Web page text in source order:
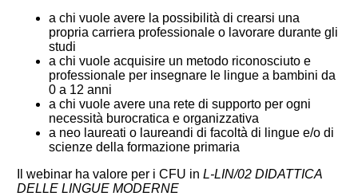
a chi vuole avere la possibilità di crearsi una
propria carriera professionale o lavorare durante gli
studi
a chi vuole acquisire un metodo riconosciuto e
professionale per insegnare le lingue a bambini da
0 a 12 anni
a chi vuole avere una rete di supporto per ogni
necessità burocratica e organizzativa
a neo laureati o laureandi di facoltà di lingue e/o di
scienze della formazione primaria
Il webinar ha valore per i CFU in L-LIN/02 DIDATTICA
DELLE LINGUE MODERNE